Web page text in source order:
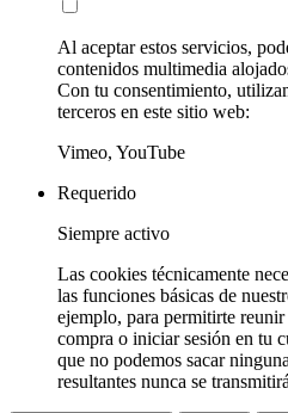
Al aceptar estos servicios,
contenidos multimedia
Con tu consentimiento,
terceros en este sitio web:
Vimeo, YouTube
Requerido
Siempre activo
Las cookies técnicamente
las funciones básicas de
ejemplo, para permitirte
compra o iniciar sesión en tu
que no podemos sacar
resultantes nunca se